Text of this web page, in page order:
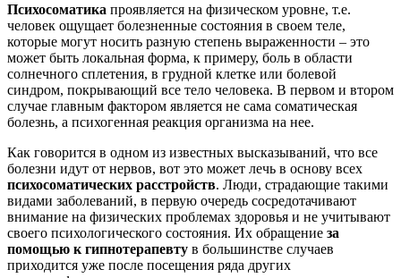
Психосоматика проявляется на физическом уровне, т.е.
человек ощущает болезненные состояния в своем теле,
которые могут носить разную степень выраженности – это
может быть локальная форма, к примеру, боль в области
солнечного сплетения, в грудной клетке или болевой
синдром, покрывающий все тело человека. В первом и втором
случае главным фактором является не сама соматическая
болезнь, а психогенная реакция организма на нее.
Как говорится в одном из известных высказываний, что все
болезни идут от нервов, вот это может лечь в основу всех
психосоматических расстройств. Люди, страдающие такими
видами заболеваний, в первую очередь сосредотачивают
внимание на физических проблемах здоровья и не учитывают
своего психологического состояния. Их обращение за
помощью к гипнотерапевту в большинстве случаев
приходится уже после посещения ряда других